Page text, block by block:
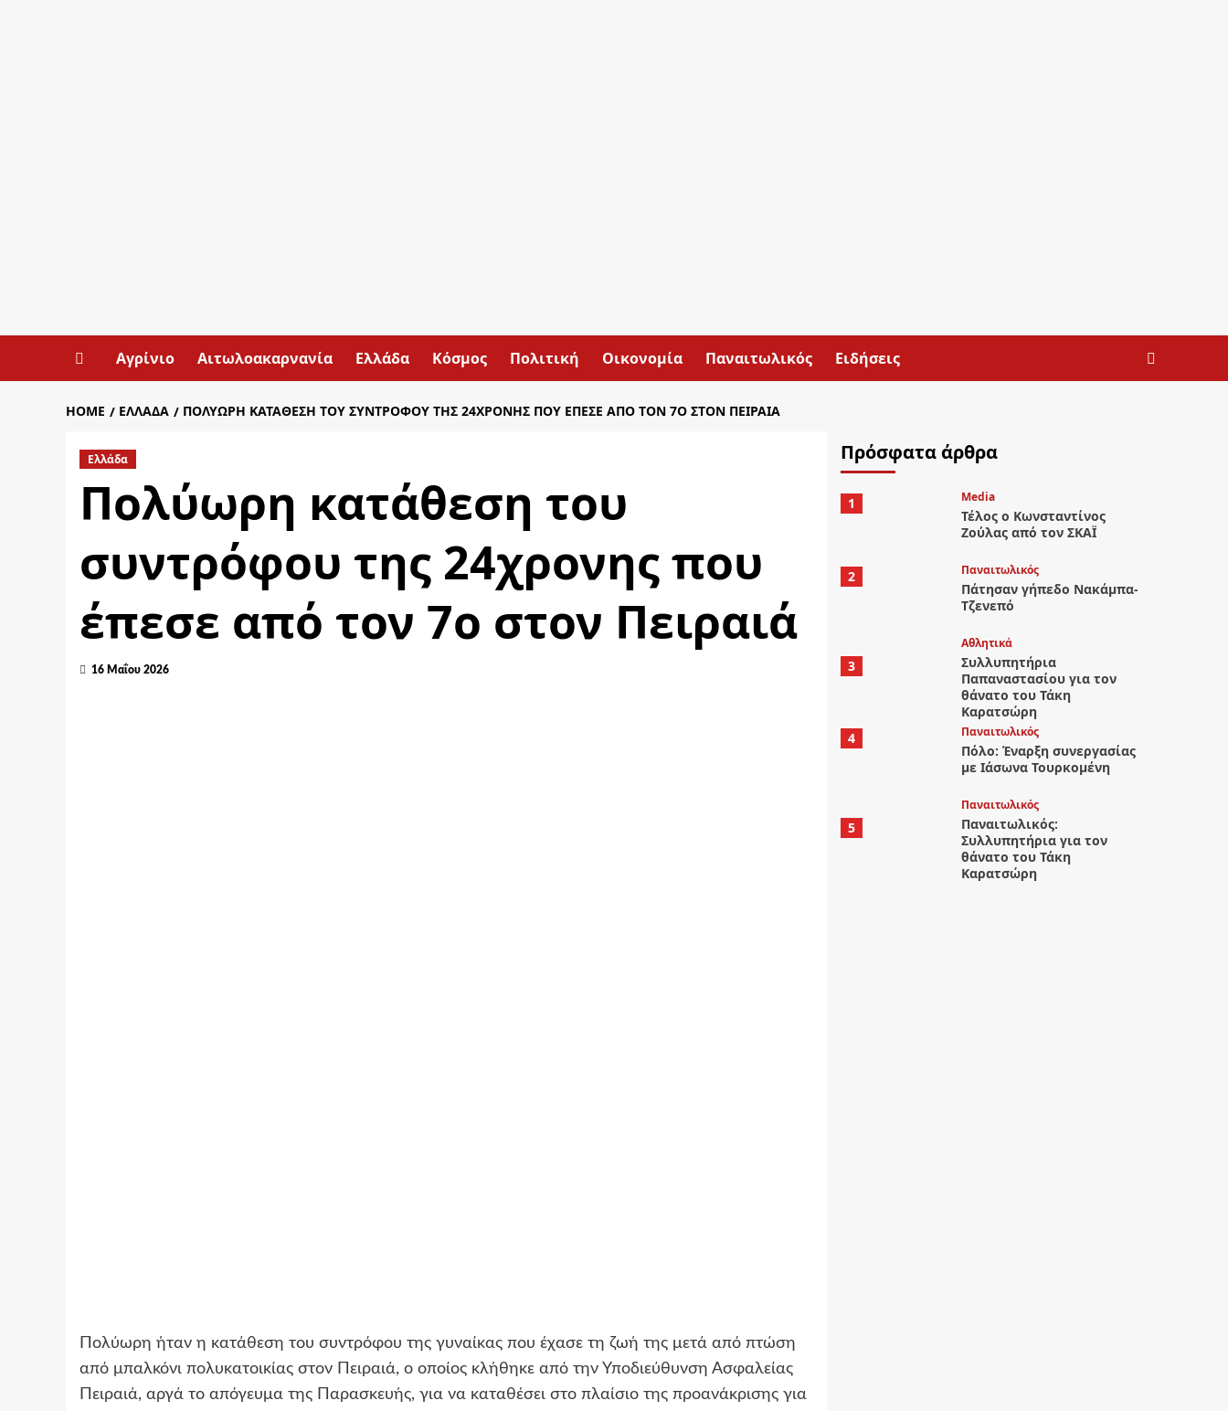
Αγρίνιο Αιτωλοακαρνανία Ελλάδα Κόσμος Πολιτική Οικονομία Παναιτωλικός Ειδήσεις
HOME ΕΛΛΆΔΑ ΠΟΛΎΩΡΗ ΚΑΤΆΘΕΣΗ ΤΟΥ ΣΥΝΤΡΌΦΟΥ ΤΗΣ 24ΧΡΟΝΗΣ ΠΟΥ ΈΠΕΣΕ ΑΠΌ ΤΟΝ 7O ΣΤΟΝ ΠΕΙΡΑΙΆ
Ελλάδα
Πολύωρη κατάθεση του
συντρόφου της 24χρονης που
έπεσε από τον 7o στον Πειραιά
16 Μαΐου 2026
Πολύωρη ήταν η κατάθεση του συντρόφου της γυναίκας που έχασε τη ζωή της μετά από πτώση
από μπαλκόνι πολυκατοικίας στον Πειραιά, ο οποίος κλήθηκε από την Υποδιεύθυνση Ασφαλείας
Πειραιά, αργά το απόγευμα της Παρασκευής, για να καταθέσει στο πλαίσιο της προανάκρισης για
Πρόσφατα άρθρα
1 Media
Τέλος ο Κωνσταντίνος
Ζούλας από τον ΣΚΑΪ
2 Παναιτωλικός
Πάτησαν γήπεδο Νακάμπα-
Τζενεπό
3
Αθλητικά
Συλλυπητήρια
Παπαναστασίου για τον
θάνατο του Τάκη
Καρατσώρη
4
Παναιτωλικός
Πόλο: Έναρξη συνεργασίας
με Ιάσωνα Τουρκομένη
5
Παναιτωλικός
Παναιτωλικός:
Συλλυπητήρια για τον
θάνατο του Τάκη
Καρατσώρη